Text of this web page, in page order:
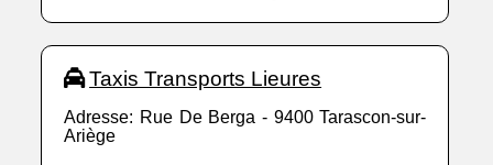
Taxis Transports Lieures
Adresse: Rue De Berga - 9400 Tarascon-sur-
Ariège